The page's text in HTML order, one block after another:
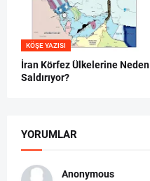
KÖŞE YAZISI
İran Körfez Ülkelerine Neden
Saldırıyor?
YORUMLAR
Anonymous